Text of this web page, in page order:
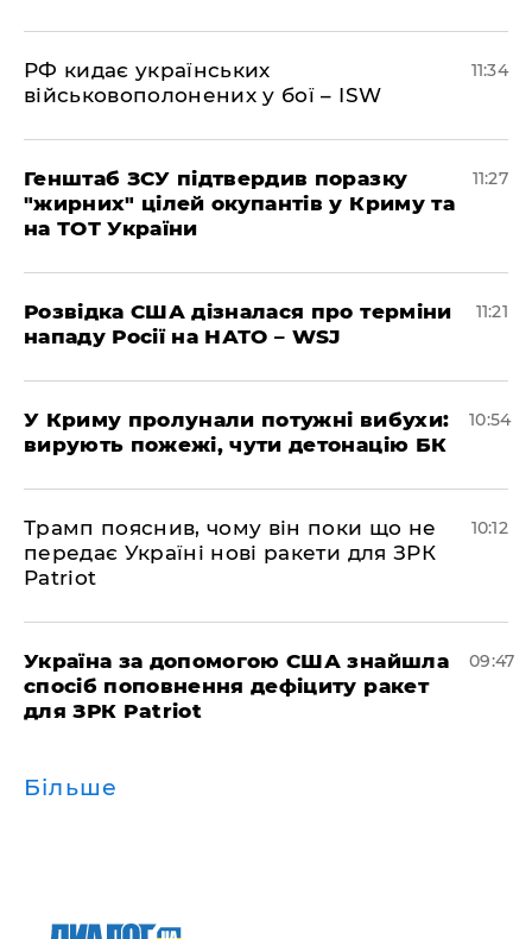
РФ кидає українських
військовополонених у бої – ISW
11:34
Генштаб ЗСУ підтвердив поразку
"жирних" цілей окупантів у Криму та
на ТОТ України
11:27
Розвідка США дізналася про терміни
нападу Росії на НАТО – WSJ
11:21
У Криму пролунали потужні вибухи:
вирують пожежі, чути детонацію БК
10:54
Трамп пояснив, чому він поки що не
передає Україні нові ракети для ЗРК
Patriot
10:12
Україна за допомогою США знайшла
спосіб поповнення дефіциту ракет
для ЗРК Patriot
09:47
Більше